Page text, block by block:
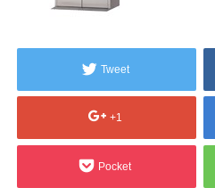
Tweet
+1
Pocket
取付工事・メンテナンス
最近の記事